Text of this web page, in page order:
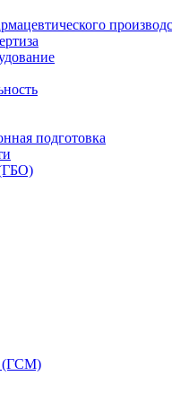
подготовка
(ГСМ)